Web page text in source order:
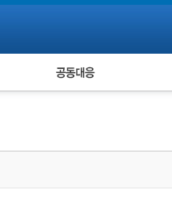
피해자 공동대응